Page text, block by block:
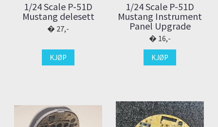
1/24 Scale P-51D
Mustang delesett
27,-
KJØP
1/24 Scale P-51D
Mustang Instrument
Panel Upgrade
16,-
KJØP